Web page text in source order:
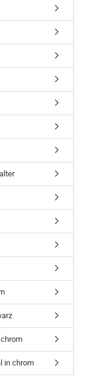
in chrom